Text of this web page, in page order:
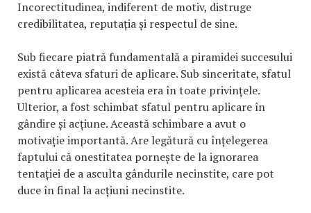
Incorectitudinea, indiferent de motiv, distruge
credibilitatea, reputația și respectul de sine.
Sub fiecare piatră fundamentală a piramidei succesului
există câteva sfaturi de aplicare. Sub sinceritate, sfatul
pentru aplicarea acesteia era în toate privințele.
Ulterior, a fost schimbat sfatul pentru aplicare în
gândire și acțiune. Această schimbare a avut o
motivație importantă. Are legătură cu înțelegerea
faptului că onestitatea pornește de la ignorarea
tentației de a asculta gândurile necinstite, care pot
duce în final la acțiuni necinstite.